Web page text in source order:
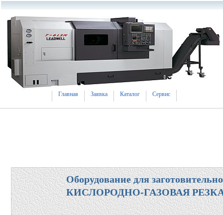
Главная Заявка Каталог Сервис
Оборудование для
КИСЛОРОДНО-ГАЗОВАЯ РЕЗКА